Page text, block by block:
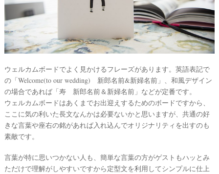
ウェルカムボードでよく見かけるフレーズがあります。英語表記で
の「Welcome(to our wedding) 新郎名前&新婦名前」、和風デザイン
の場合であれば「寿 新郎名前＆新婦名前」などが定番です。
ウェルカムボードはあくまでお出迎えするためのボードですから、
ここに気の利いた長文なんかは必要ないかと思いますが、共通の好
きな言葉や座右の銘があれば入れ込んでオリジナリティを出すのも
素敵です。
言葉が特に思いつかない人も、簡単な言葉の方がゲストもハッとみ
ただけで理解がしやすいですから定型文を利用してシンプルに仕上